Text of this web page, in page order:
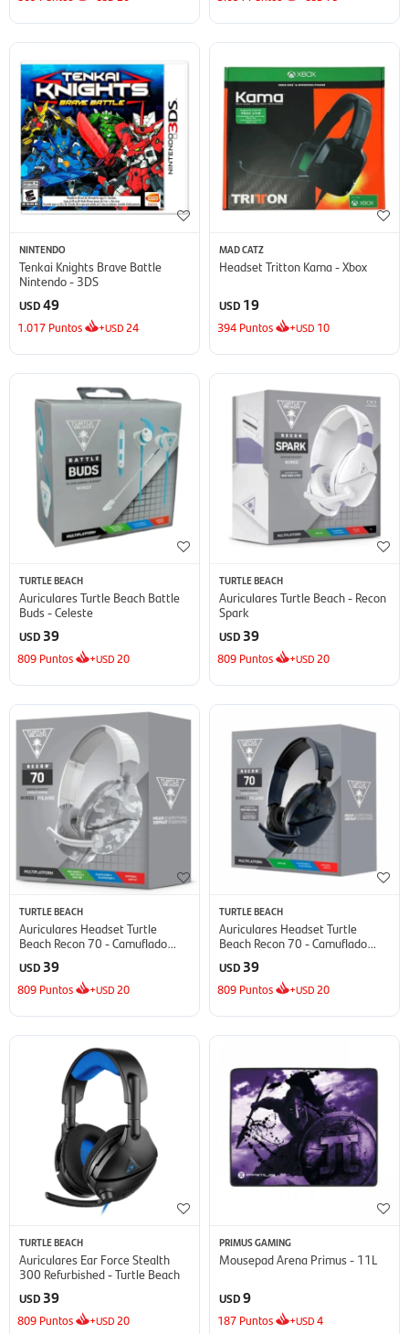
NINTENDO
Tenkai Knights Brave Battle
Nintendo - 3DS
USD49
1.017 Puntos +USD24
MAD CATZ
Headset Tritton Kama - Xbox
USD 19
394 Puntos +USD 10
TURTLE BEACH
Auriculares Turtle Beach Battle
Buds - Celeste
USD 39
809 Puntos +USD20
TURTLE BEACH
Auriculares Turtle Beach - Recon
Spark
USD 39
809 Puntos +USD20
TURTLE BEACH
Auriculares Headset Turtle
Beach Recon 70 - Camuflado
USD 39
809 Puntos +USD20
TURTLE BEACH
Auriculares Headset Turtle
Beach Recon 70 - Camuflado
USD 39
809 Puntos +USD20
TURTLE BEACH
Auriculares Ear Force Stealth
300 Refurbished - Turtle Beach
USD 39
809 Puntos +USD20
PRIMUS GAMING
Mousepad Arena Primus - 11L
USD9
187 Puntos +USD4